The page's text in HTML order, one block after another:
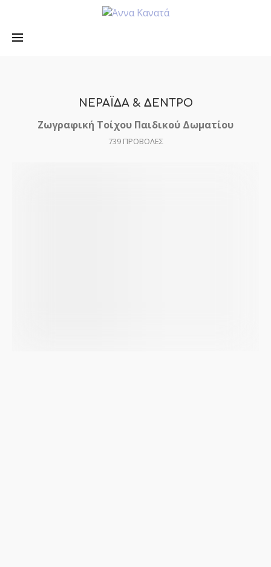
ΝΕΡΑΪΔΑ & ΔΕΝΤΡΟ
Ζωγραφική Τοίχου Παιδικού Δωματίου
739ΠΡΟΒΟΛΕΣ